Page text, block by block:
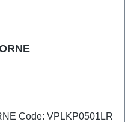
Code: VPLKP0501LR